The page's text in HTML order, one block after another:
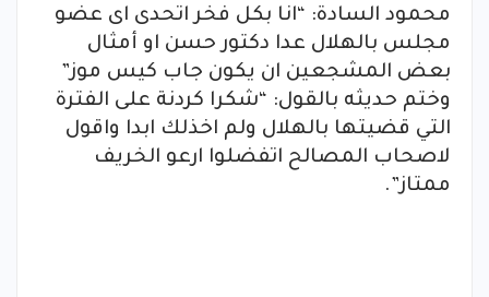
محمود السادة: “انا بكل فخر اتحدى اى عضو
مجلس بالهلال عدا دكتور حسن او أمثال
بعض المشجعين ان يكون جاب كيس موز”
وختم حديثه بالقول: “شكرا كردنة على الفترة
التي قضيتها بالهلال ولم اخذلك ابدا واقول
لاصحاب المصالح اتفضلوا ارعو الخريف
ممتاز”.